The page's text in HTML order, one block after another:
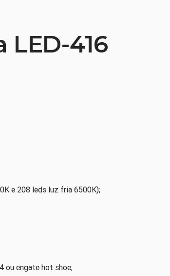
LED-416
e 208 leds luz fria 6500K);
ou engate hot shoe;